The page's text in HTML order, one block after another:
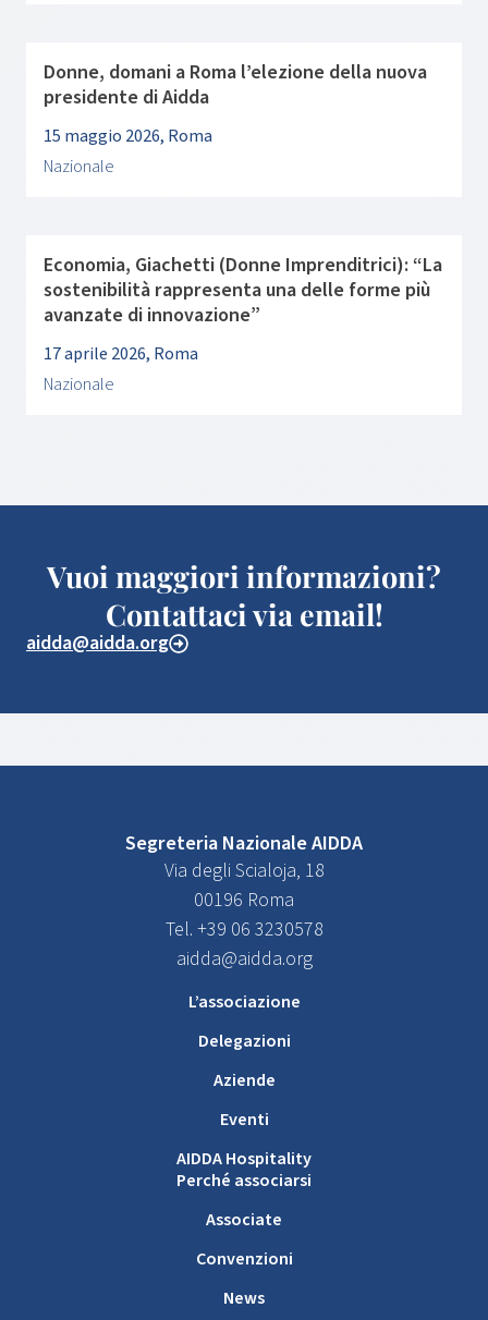
Donne, domani a Roma l’elezione della nuova
presidente di Aidda
15 maggio 2026, Roma
Nazionale
Economia, Giachetti (Donne Imprenditrici): “La
sostenibilità rappresenta una delle forme più
avanzate di innovazione”
17 aprile 2026, Roma
Nazionale
Vuoi maggiori informazioni?
Contattaci via email!
aidda@aidda.org
Segreteria Nazionale AIDDA
Via degli Scialoja, 18
00196 Roma
Tel. +39 06 3230578
aidda@aidda.org
L’associazione
Delegazioni
Aziende
Eventi
AIDDA Hospitality
Perché associarsi
Associate
Convenzioni
News